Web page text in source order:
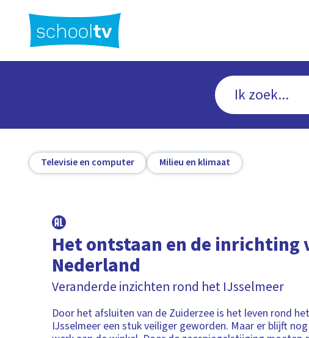
hoofdinhoud
Televisie en computer Milieu en klimaat
Het ontstaan en de inrichting
Nederland
Veranderde inzichten rond het IJsselmeer
Door het afsluiten van de Zuiderzee is het leven rond het
IJsselmeer een stuk veiliger geworden. Maar er blijft